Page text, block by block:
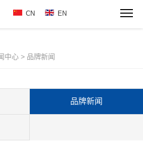
CN EN
中心 > 品牌新闻
品牌新闻